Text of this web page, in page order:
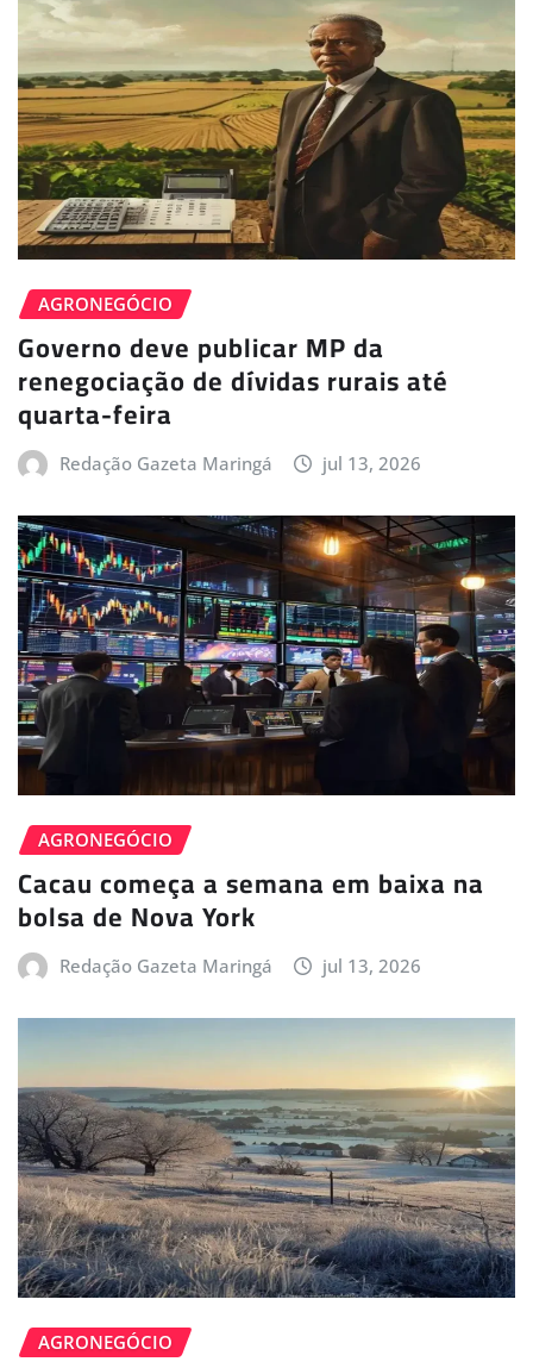
AGRONEGÓCIO
Governo deve publicar MP da
renegociação de dívidas rurais até
quarta-feira
Redação Gazeta Maringá jul 13, 2026
AGRONEGÓCIO
Cacau começa a semana em baixa na
bolsa de Nova York
Redação Gazeta Maringá jul 13, 2026
AGRONEGÓCIO